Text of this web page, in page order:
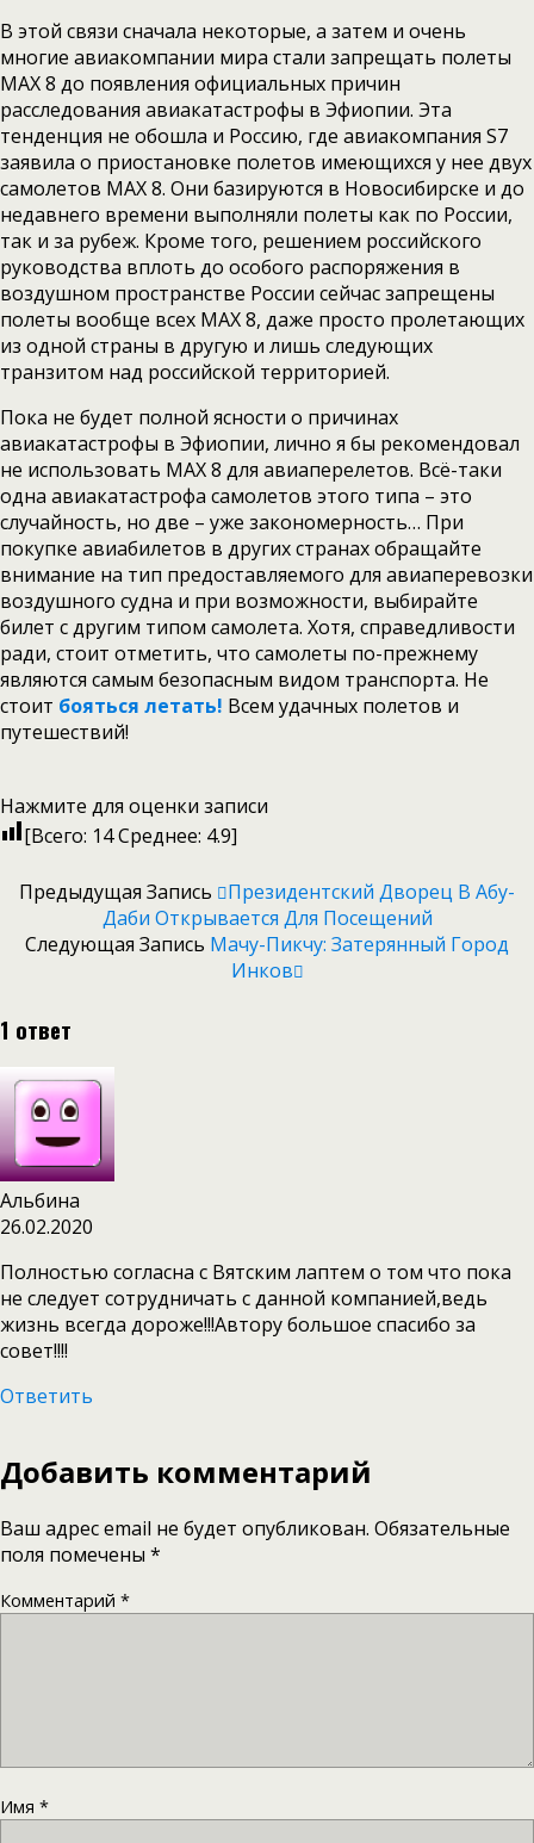
В этой связи сначала некоторые, а затем и очень
многие авиакомпании мира стали запрещать полеты
MAX 8 до появления официальных причин
расследования авиакатастрофы в Эфиопии. Эта
тенденция не обошла и Россию, где авиакомпания S7
заявила о приостановке полетов имеющихся у нее двух
самолетов MAX 8. Они базируются в Новосибирске и до
недавнего времени выполняли полеты как по России,
так и за рубеж. Кроме того, решением российского
руководства вплоть до особого распоряжения в
воздушном пространстве России сейчас запрещены
полеты вообще всех MAX 8, даже просто пролетающих
из одной страны в другую и лишь следующих
транзитом над российской территорией.
Пока не будет полной ясности о причинах
авиакатастрофы в Эфиопии, лично я бы рекомендовал
не использовать MAX 8 для авиаперелетов. Всё-таки
одна авиакатастрофа самолетов этого типа – это
случайность, но две – уже закономерность… При
покупке авиабилетов в других странах обращайте
внимание на тип предоставляемого для авиаперевозки
воздушного судна и при возможности, выбирайте
билет с другим типом самолета. Хотя, справедливости
ради, стоит отметить, что самолеты по-прежнему
являются самым безопасным видом транспорта. Не
стоит бояться летать! Всем удачных полетов и
путешествий!
Нажмите для оценки записи
[Всего: 14Среднее: 4.9]
Предыдущая Запись
Президентский Дворец В Абу-
Даби Открывается Для Посещений
Следующая Запись Мачу-Пикчу: Затерянный Город
Инков
1 ответ
Альбина
26.02.2020
Полностью согласна с Вятским лаптем о том что пока
не следует сотрудничать с данной компанией,ведь
жизнь всегда дороже!!!Автору большое спасибо за
совет!!!!
Ответить
Добавить комментарий
Ваш адрес email не будет опубликован. Обязательные
поля помечены *
Комментарий *
Имя *